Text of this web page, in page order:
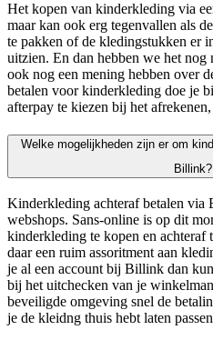
Het kopen van kinderkleding via
maar kan ook erg tegenvallen als
te pakken of de kledingstukken er
uitzien. En dan hebben we het
ook nog een mening hebben over
betalen voor kinderkleding doe je
afterpay te kiezen bij het
Welke mogelijkheden zijn er om
Billink?
Kinderkleding achteraf betalen via
webshops. Sans-online is op dit
kinderkleding te kopen en
daar een ruim assoritment aan
je al een account bij Billink dan
bij het uitchecken van je
beveiligde omgeving snel de
je de kleidng thuis hebt laten